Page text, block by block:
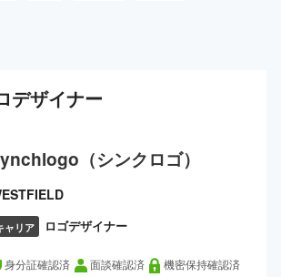
デザイナー
（シンクロゴ）
ャリア ロゴデザイナー
身分証確認済 面談確認済 機密保持確認済